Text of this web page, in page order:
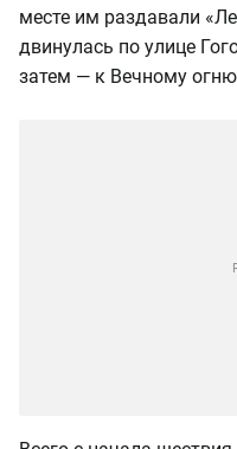
месте им раздавали
двинулась по улице
затем — к Вечному